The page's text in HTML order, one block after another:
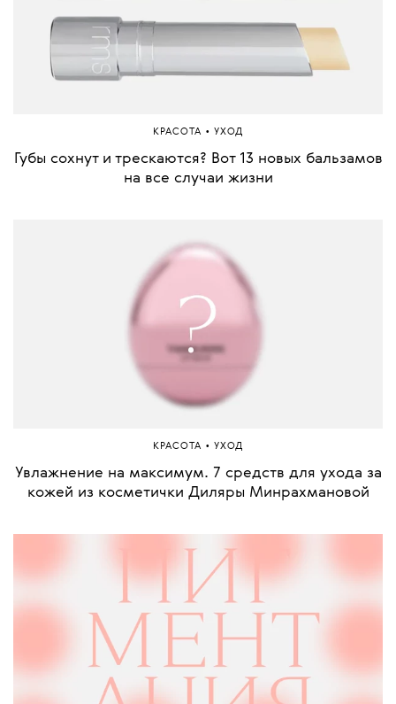
КРАСОТА • УХОД
Губы сохнут и трескаются? Вот 13 новых бальзамов
на все случаи жизни
КРАСОТА • УХОД
Увлажнение на максимум. 7 средств для ухода за
кожей из косметички Диляры Минрахмановой